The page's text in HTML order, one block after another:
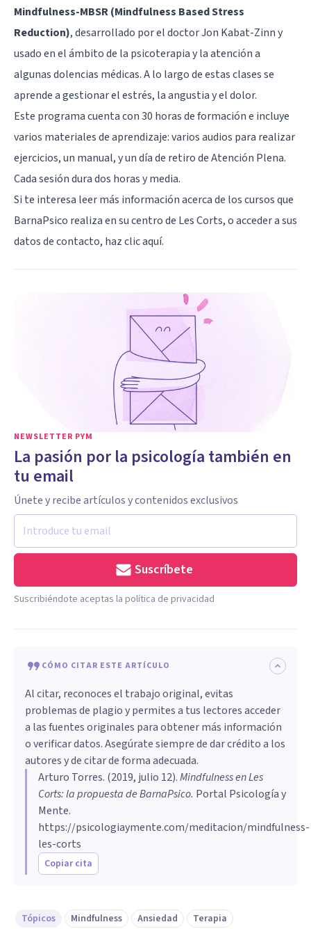
Mindfulness-MBSR (Mindfulness Based Stress
Reduction), desarrollado por el doctor Jon Kabat-Zinn y
usado en el ámbito de la psicoterapia y la atención a
algunas dolencias médicas. A lo largo de estas clases se
aprende a gestionar el estrés, la angustia y el dolor.
Este programa cuenta con 30 horas de formación e incluye
varios materiales de aprendizaje: varios audios para realizar
ejercicios, un manual, y un día de retiro de Atención Plena.
Cada sesión dura dos horas y media.
Si te interesa leer más información acerca de los cursos que
BarnaPsico realiza en su centro de Les Corts, o acceder a sus
datos de contacto, haz clic aquí.
NEWSLETTER PYM
La pasión por la psicología también en
tu email
Únete y recibe artículos y contenidos exclusivos
Suscríbete
Suscribiéndote aceptas la política de privacidad
CÓMO CITAR ESTE ARTÍCULO
Al citar, reconoces el trabajo original, evitas
problemas de plagio y permites a tus lectores acceder
a las fuentes originales para obtener más información
o verificar datos. Asegúrate siempre de dar crédito a los
autores y de citar de forma adecuada.
Arturo Torres. (2019, julio 12).Mindfulness en Les
Corts: la propuesta de BarnaPsico. Portal Psicología y
Mente.
https://psicologiaymente.com/meditacion/mindfulness-
les-corts
Copiar cita
Tópicos Mindfulness Ansiedad Terapia